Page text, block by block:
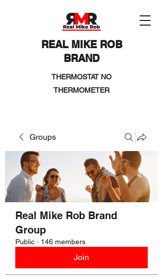
REAL MIKE ROB
BRAND
THERMOSTAT NO
THERMOMETER
Groups
Real Mike Rob Brand
Group
Public · 146 members
Join